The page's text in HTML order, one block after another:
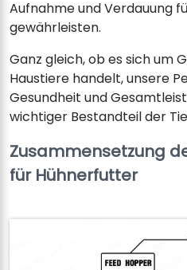
Aufnahme und Verdauung
gewährleisten.
Ganz gleich, ob es sich um
Haustiere handelt, unsere
Gesundheit und
wichtiger Bestandteil der
Zusammensetzung
für Hühnerfutter